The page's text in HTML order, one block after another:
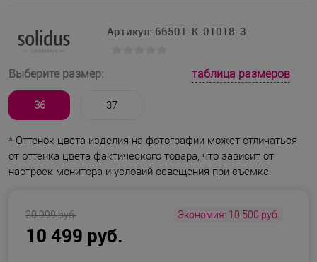
Артикул: 66501-K-01018-3
Выберите размер: таблица размеров
36 37
* Оттенок цвета изделия на фотографии может отличаться
от оттенка цвета фактического товара, что зависит от
настроек монитора и условий освещения при съемке.
10 499 руб.
20 999 руб. Экономия: 10 500 руб.